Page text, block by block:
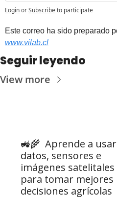
LoginorSubscribeto participate
Est
www.vilab.cl
Seguir leyendo
View more
🚜🌾 Aprende a usar
datos, sensores e
imágenes satelitales
para tomar mejores
decisiones agrícolas